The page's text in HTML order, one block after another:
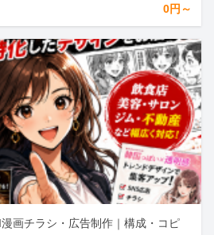
0円～
画チラシ・広告制作｜構成・コピ